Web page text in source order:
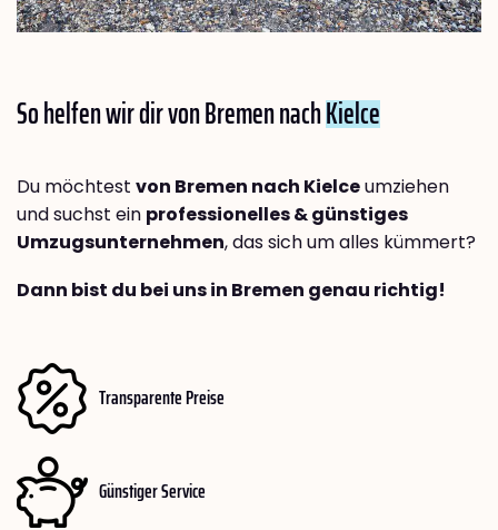
So helfen wir dir von Bremen nachKielce
Du möchtest von Bremen nach Kielceumziehen
und suchst ein professionelles & günstiges
Umzugsunternehmen, das sich um alles kümmert?
Dann bist du bei uns in Bremen genau richtig!
Transparente Preise
Günstiger Service